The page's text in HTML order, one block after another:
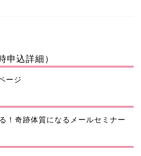
申込詳細）
ージ
！奇跡体質になるメールセミナー